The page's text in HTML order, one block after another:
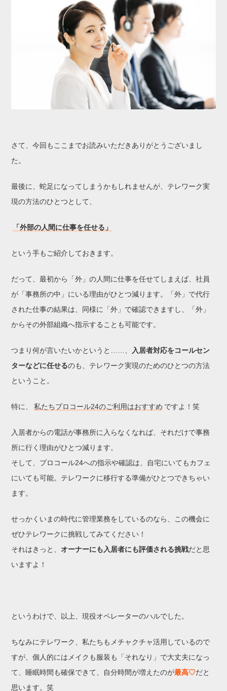
さて、今回もここまでお読みいただきありがとうございまし
た。
最後に、蛇足になってしまうかもしれませんが、テレワーク実
現の方法のひとつとして、
「外部の人間に仕事を任せる」
という手もご紹介しておきます。
だって、最初から「外」の人間に仕事を任せてしまえば、社員
が「事務所の中」にいる理由がひとつ減ります。「外」で代行
された仕事の結果は、同様に「外」で確認できますし、「外」
からその外部組織へ指示することも可能です。
つまり何が言いたいかというと……、
入居者対応をコールセン
ターなどに任せるのも、テレワーク実現のためのひとつの方法
ということ。
特に、 私たちプロコール24のご利用はおすすめ ですよ！笑
入居者からの電話が事務所に入らなくなれば、それだけで事務
所に行く理由がひとつ減ります。
そして、プロコール24への指示や確認は、自宅にいてもカフェ
にいても可能。テレワークに移行する準備がひとつできちゃい
ます。
せっかくいまの時代に管理業務をしているのなら、この機会に
ぜひテレワークに挑戦してみてください！
それはきっと、オーナーにも入居者にも評価される挑戦だと思
いますよ！
というわけで、以上、現役オペレーターのハルでした。
ちなみにテレワーク、私たちもメチャクチャ活用しているので
すが、個人的にはメイクも服装も「それなり」で大丈夫になっ
て、睡眠時間も確保できて、自分時間が増えたのが最高♡だと
思います。笑